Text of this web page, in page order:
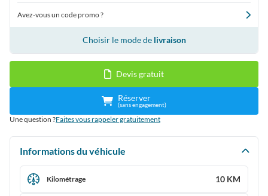
Avez-vous un code promo ?
Choisir le mode de livraison
Devis gratuit
Réserver
(sans engagement)
Une question ?Faites vous rappeler gratuitement
Informations du véhicule
Kilométrage 10 KM